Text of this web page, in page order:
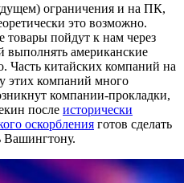
ограничения и на ПК,
это возможно.
товары пойдут к нам через
выполнять американские
Часть китайских компаний на
этих компаний много
компании-прокладки,
после исторически
оскорбления готов сделать
Вашингтону.